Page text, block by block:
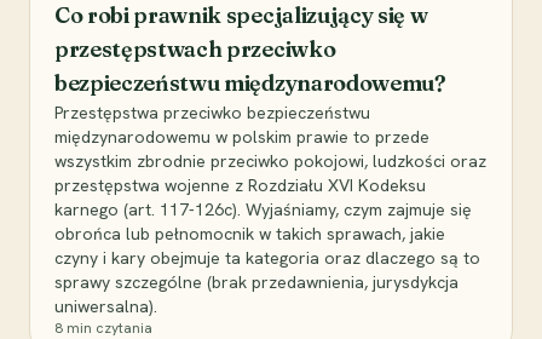
Co robi prawnik specjalizujący się w
przestępstwach przeciwko
bezpieczeństwu międzynarodowemu?
Przestępstwa przeciwko bezpieczeństwu
międzynarodowemu w polskim prawie to przede
wszystkim zbrodnie przeciwko pokojowi, ludzkości oraz
przestępstwa wojenne z Rozdziału XVI Kodeksu
karnego (art. 117-126c). Wyjaśniamy, czym zajmuje się
obrońca lub pełnomocnik w takich sprawach, jakie
czyny i kary obejmuje ta kategoria oraz dlaczego są to
sprawy szczególne (brak przedawnienia, jurysdykcja
uniwersalna).
8 min czytania